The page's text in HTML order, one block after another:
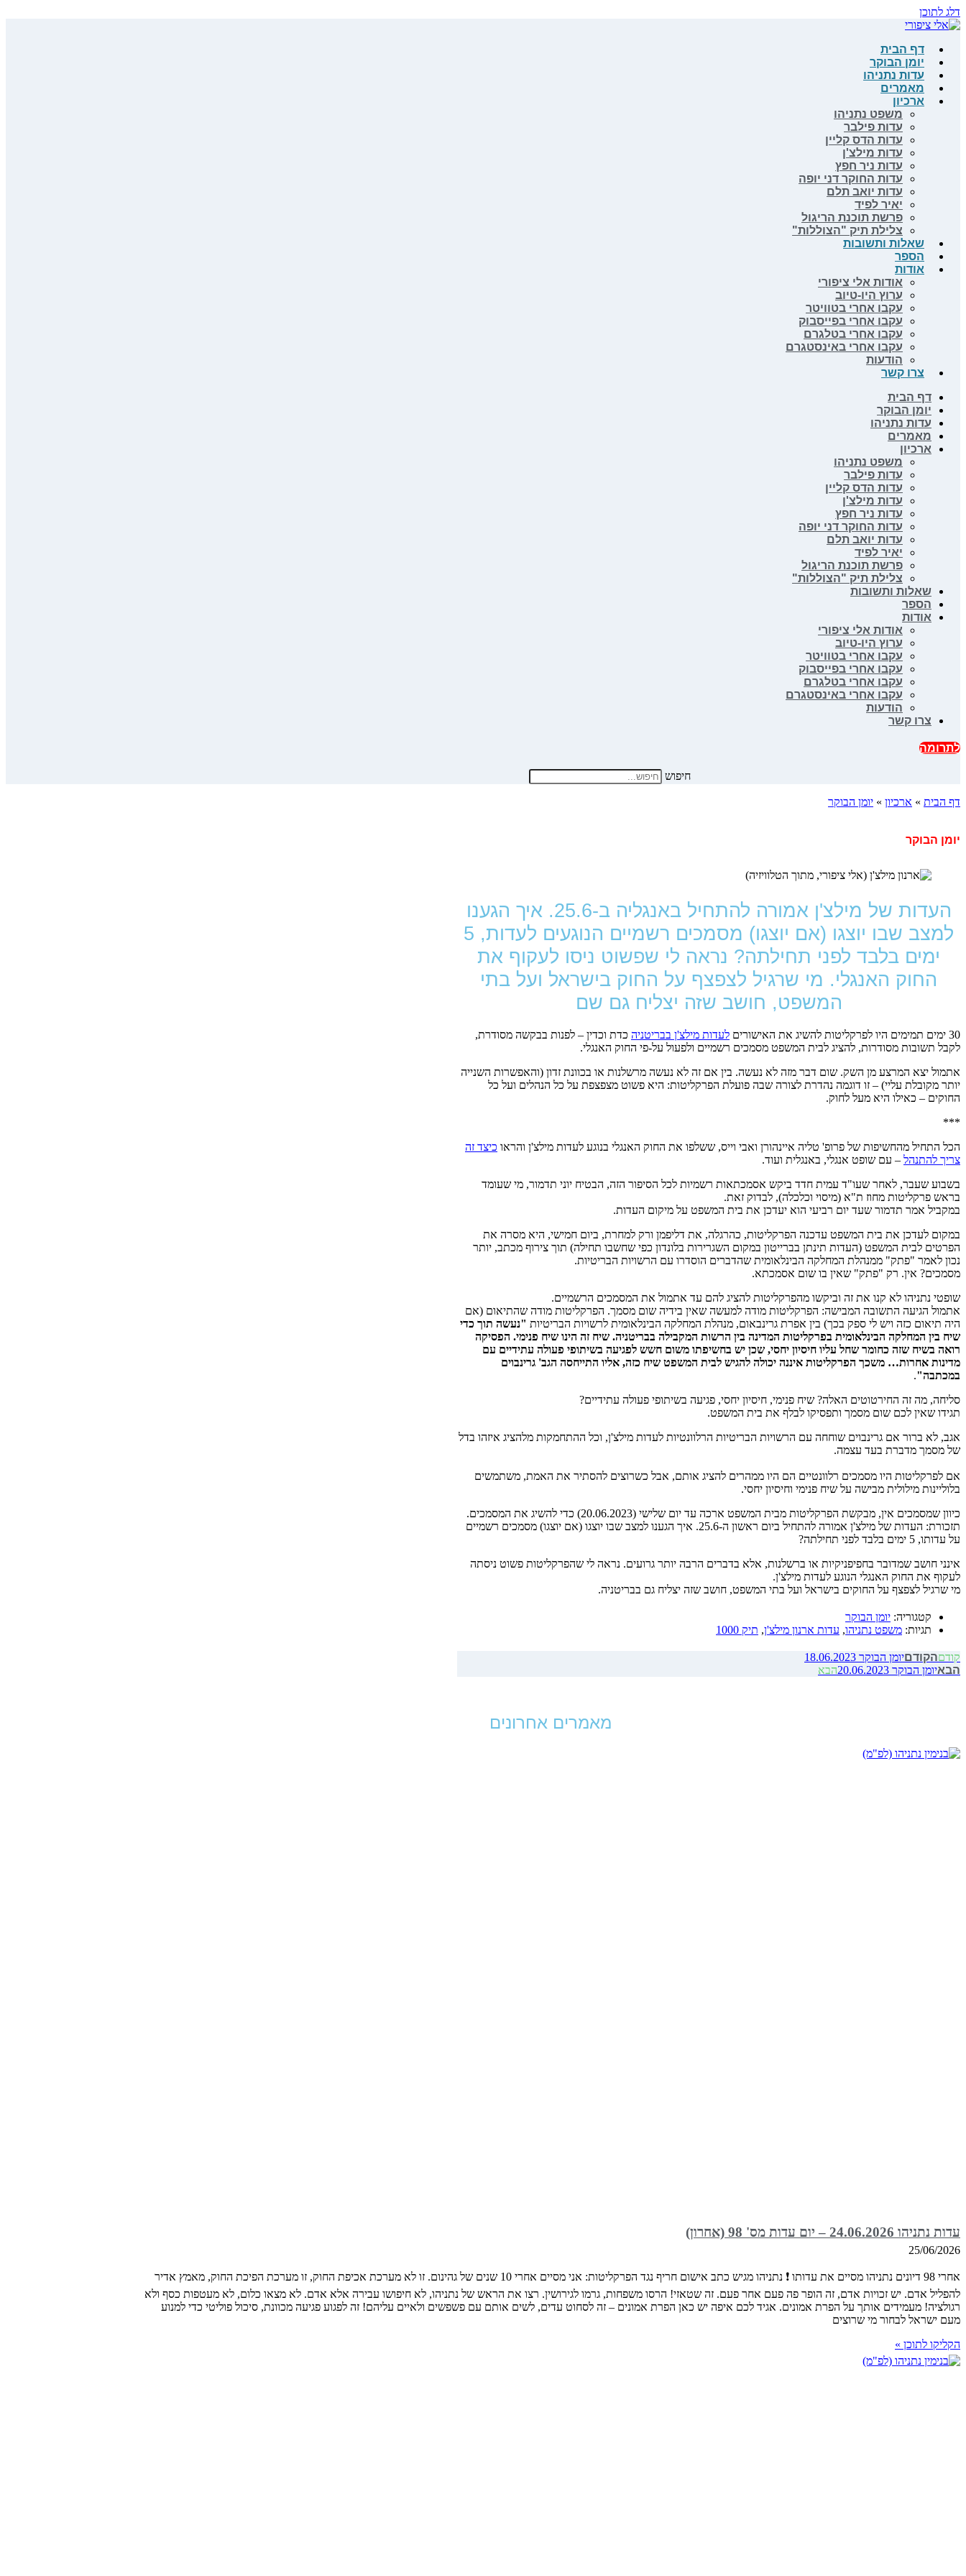
דלג לתוכן
דף הבית
יומן הבוקר
עדות נתניהו
מאמרים
ארכיון
משפט נתניהו
עדות פילבר
עדות הדס קליין
עדות מילצ'ן
עדות ניר חפץ
עדות החוקר דני יופה
עדות יואב תלם
יאיר לפיד
פרשת תוכנת הריגול
צלילת תיק "הצוללות"
שאלות ותשובות
הספר
אודות
אודות אלי ציפורי
ערוץ היו-טיוב
עקבו אחרי בטוויטר
עקבו אחרי בפייסבוק
עקבו אחרי בטלגרם
עקבו אחרי באינסטגרם
הודעות
צרו קשר
דף הבית
יומן הבוקר
עדות נתניהו
מאמרים
ארכיון
משפט נתניהו
עדות פילבר
עדות הדס קליין
עדות מילצ'ן
עדות ניר חפץ
עדות החוקר דני יופה
עדות יואב תלם
יאיר לפיד
פרשת תוכנת הריגול
צלילת תיק "הצוללות"
שאלות ותשובות
הספר
אודות
אודות אלי ציפורי
ערוץ היו-טיוב
עקבו אחרי בטוויטר
עקבו אחרי בפייסבוק
עקבו אחרי בטלגרם
עקבו אחרי באינסטגרם
הודעות
צרו קשר
לתרומה
חיפוש
דף הבית » ארכיון » יומן הבוקר
יומן הבוקר
העדות של מילצ'ן אמורה להתחיל באנגליה ב-25.6. איך הגענו
למצב שבו יוצגו (אם יוצגו) מסמכים רשמיים הנוגעים לעדות, 5
ימים בלבד לפני תחילתה? נראה לי שפשוט ניסו לעקוף את
החוק האנגלי. מי שרגיל לצפצף על החוק בישראל ועל בתי
המשפט, חושב שזה יצליח גם שם
30 ימים תמימים היו לפרקליטות להשיג את האישורים לעדות מילצ'ן בבריטניה כדת וכדין – לפנות בבקשה מסודרת,
לקבל תשובות מסודרות, להציג לבית המשפט מסמכים רשמיים ולפעול על-פי החוק האנגלי.
אתמול יצא המרצע מן השק. שום דבר מזה לא נעשה. בין אם זה לא נעשה מרשלנות או בכוונת זדון (והאפשרות השנייה
יותר מקובלת עליי) – זו דוגמה נהדרת לצורה שבה פועלת הפרקליטות: היא פשוט מצפצפת על כל הנהלים ועל כל
החוקים – כאילו היא מעל לחוק.
***
הכל התחיל מהחשיפות של פרופ' טליה איינהורן ואבי וייס, ששלפו את החוק האנגלי בנוגע לעדות מילצ'ן והראו כיצד זה
צריך להתנהל – עם שופט אנגלי, באנגלית ועוד.
בשבוע שעבר, לאחר שעו"ד עמית חדד ביקש אסמכתאות רשמיות לכל הסיפור הזה, הבטיח יוני תדמור, מי שעומד
בראש פרקליטות מחוז ת"א (מיסוי וכלכלה), לבדוק זאת.
במקביל אמר תדמור שעד יום רביעי הוא יעדכן את בית המשפט על מיקום העדות.
במקום לעדכן את בית המשפט עדכנה הפרקליטות, כהרגלה, את דליפמן ורק למחרת, ביום חמישי, היא מסרה את
הפרטים לבית המשפט (העדות תינתן בברייטון במקום השגרירות בלונדון כפי שחשבו תחילה) תוך צירוף מכתב, יותר
נכון לאמר "פתק" ממנהלת המחלקה הבינלאומית שהדברים הוסדרו עם הרשויות הבריטיות.
מסמכים? אין. רק "פתק" שאין בו שום אסמכתא.
שופטי נתניהו לא קנו את זה וביקשו מהפרקליטות להציג להם עד אתמול את המסמכים הרשמיים.
אתמול הגיעה התשובה המבישה: הפרקליטות מודה למעשה שאין בידיה שום מסמך. הפרקליטות מודה שהתיאום (אם
היה תיאום כזה ויש לי ספק בכך) בין אפרת גרינבאום, מנהלת המחלקה הבינלאומית לרשויות הבריטיות "נעשה תוך כדי
שיח בין המחלקה הבינלאומית בפרקליטות המדינה בין הרשות המקבילה בבריטניה. שיח זה הינו שיח פנימי. הפסיקה
רואה בשיח שזה כחומר שחל עליו חיסיון יחסי, שכן יש בחשיפתו משום חשש לפגיעה בשיתופי פעולה עתידיים עם
מדינות אחרות… משכך הפרקליטות איננה יכולה להגיש לבית המשפט שיח כזה, אליו התייחסה הגב' גרינבוים
במכתבה".
סליחה, מה זה החירטוטים האלה? שיח פנימי, חיסיון יחסי, פגיעה בשיתופי פעולה עתידיים?
תגידו שאין לכם שום מסמך ותפסיקו לבלף את בית המשפט.
אגב, לא ברור אם גרינבוים שוחחה עם הרשויות הבריטיות הרלוונטיות לעדות מילצ'ן, וכל ההתחמקות מלהציג איזהו בדל
של מסמך מדברת בעד עצמה.
אם לפרקליטות היו מסמכים רלוונטיים הם היו ממהרים להציג אותם, אבל כשרוצים להסתיר את האמת, משתמשים
בלוליינות מילולית מבישה על שיח פנימי וחיסיון יחסי.
כיוון שמסמכים אין, מבקשת הפרקליטות מבית המשפט ארכה עד יום שלישי (20.06.2023) כדי להשיג את המסמכים.
תזכורת: העדות של מילצ'ן אמורה להתחיל ביום ראשון ה-25.6. איך הגענו למצב שבו יוצגו (אם יוצגו) מסמכים רשמיים
על עדותו, 5 ימים בלבד לפני תחילתה?
אינני חושב שמדובר בחפיפניקיות או ברשלנות, אלא בדברים הרבה יותר גרועים. נראה לי שהפרקליטות פשוט ניסתה
לעקוף את החוק האנגלי הנוגע לעדות מילצ'ן.
מי שרגיל לצפצף על החוקים בישראל ועל בתי המשפט, חושב שזה יצליח גם בבריטניה.
קטגוריה: יומן הבוקר
תגיות: משפט נתניהו, עדות ארנון מילצ'ן, תיק 1000
קודםהקודםיומן הבוקר 18.06.2023
הבאיומן הבוקר 20.06.2023 הבא
מאמרים אחרונים
עדות נתניהו 24.06.2026 – יום עדות מס' 98 (אחרון)
25/06/2026
אחרי 98 דיונים נתניהו מסיים את עדותו ❗ נתניהו מגיש כתב אישום חריף נגד הפרקליטות: אני מסיים אחרי 10 שנים של גהינום. זו לא מערכת אכיפת החוק, זו מערכת הפיכת החוק, מאמץ אדיר
להפליל אדם. יש זכויות אדם, זה הופר פה פעם אחר פעם. זה שטאזי! הרסו משפחות, גרמו לגירושין. רצו את הראש של נתניהו, לא חיפושו עבירה אלא אדם. לא מצאו כלום, לא מעטפות כסף ולא
רגולציה! מעמידים אותך על הפרת אמונים. אגיד לכם איפה יש כאן הפרת אמונים – זה לסחוט עדים, לשים אותם עם פשפשים ולאיים עליהם! זה לפגוע פגיעה מכוונת, סיכול פוליטי כדי למנוע
מעם ישראל לבחור מי שרוצים
הקליקו לתוכן »